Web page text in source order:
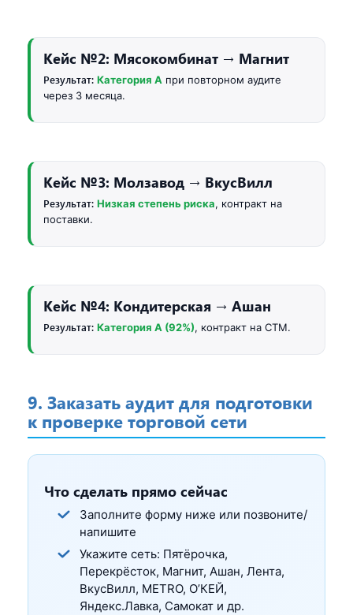
Кейс №2: Мясокомбинат → Магнит
Результат: Категория A при повторном аудите
через 3 месяца.
Кейс №3: Молзавод → ВкусВилл
Результат: Низкая степень риска, контракт на
поставки.
Кейс №4: Кондитерская → Ашан
Результат: Категория A (92%), контракт на СТМ.
9. Заказать аудит для подготовки
к проверке торговой сети
Что сделать прямо сейчас
Заполните форму ниже или позвоните/
напишите
Укажите сеть: Пятёрочка,
Перекрёсток, Магнит, Ашан, Лента,
ВкусВилл, METRO, О’КЕЙ,
Яндекс.Лавка, Самокат и др.